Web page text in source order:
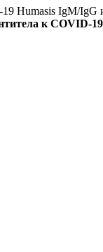
19 Humasis IgM/
к COVID-